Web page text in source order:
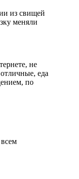
из свищей
меняли
не
еда
по